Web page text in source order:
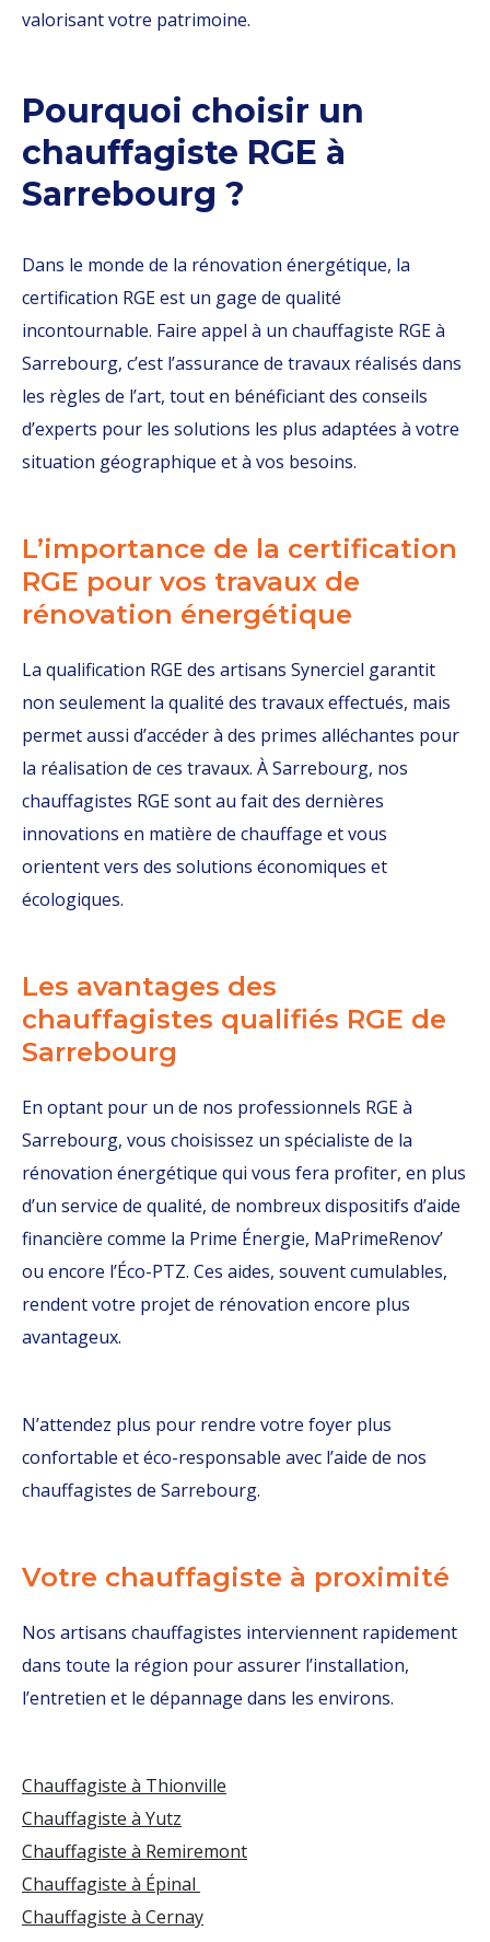
valorisant votre patrimoine.
Pourquoi choisir un
chauffagiste RGE à
Sarrebourg ?
Dans le monde de la rénovation énergétique, la
certification RGE est un gage de qualité
incontournable. Faire appel à un chauffagiste RGE à
Sarrebourg, c’est l’assurance de travaux réalisés dans
les règles de l’art, tout en bénéficiant des conseils
d’experts pour les solutions les plus adaptées à votre
situation géographique et à vos besoins.
L’importance de la certification
RGE pour vos travaux de
rénovation énergétique
La qualification RGE des artisans Synerciel garantit
non seulement la qualité des travaux effectués, mais
permet aussi d’accéder à des primes alléchantes pour
la réalisation de ces travaux. À Sarrebourg, nos
chauffagistes RGE sont au fait des dernières
innovations en matière de chauffage et vous
orientent vers des solutions économiques et
écologiques.
Les avantages des
chauffagistes qualifiés RGE de
Sarrebourg
En optant pour un de nos professionnels RGE à
Sarrebourg, vous choisissez un spécialiste de la
rénovation énergétique qui vous fera profiter, en plus
d’un service de qualité, de nombreux dispositifs d’aide
financière comme la Prime Énergie, MaPrimeRenov’
ou encore l’Éco-PTZ. Ces aides, souvent cumulables,
rendent votre projet de rénovation encore plus
avantageux.
N’attendez plus pour rendre votre foyer plus
confortable et éco-responsable avec l’aide de nos
chauffagistes de Sarrebourg.
Votre chauffagiste à proximité
Nos artisans chauffagistes interviennent rapidement
dans toute la région pour assurer l’installation,
l’entretien et le dépannage dans les environs.
Chauffagiste à Thionville
Chauffagiste à Yutz
Chauffagiste à Remiremont
Chauffagiste à Épinal
Chauffagiste à Cernay